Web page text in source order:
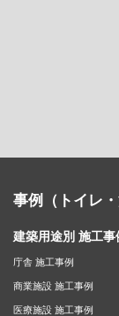
事例（トイレ
建築用途別 施工事
庁舎 施工事例
商業施設 施工事例
医療施設 施工事例